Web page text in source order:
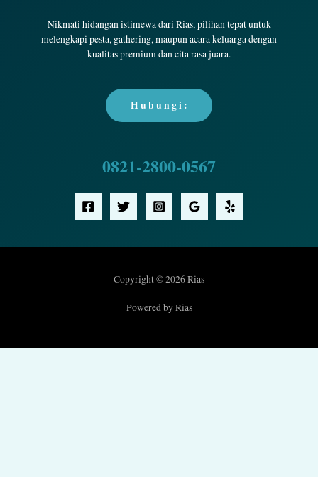
Nikmati hidangan istimewa dari Rias, pilihan tepat untuk
melengkapi pesta, gathering, maupun acara keluarga dengan
kualitas premium dan cita rasa juara.
H u b u n g i :
0821-2800-0567
Copyright © 2026 Rias
Powered by Rias